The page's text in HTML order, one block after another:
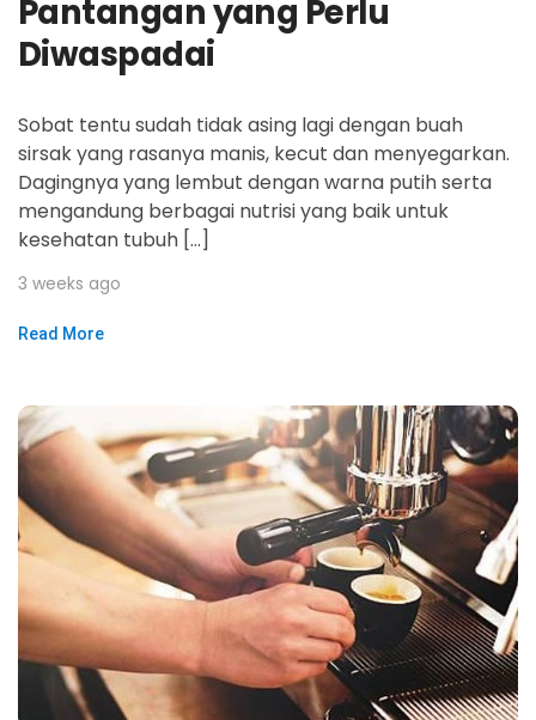
Pantangan yang Perlu
Diwaspadai
Sobat tentu sudah tidak asing lagi dengan buah
sirsak yang rasanya manis, kecut dan menyegarkan.
Dagingnya yang lembut dengan warna putih serta
mengandung berbagai nutrisi yang baik untuk
kesehatan tubuh […]
3 weeks ago
Read More